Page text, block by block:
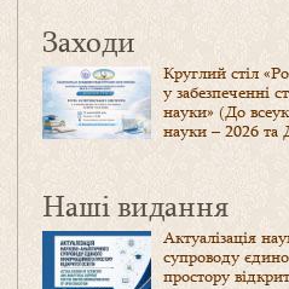
Заходи
Круглий стіл
у забезпеченні
науки» (До
науки – 2026 та
Наші видання
Актуалізація
супроводу
простору